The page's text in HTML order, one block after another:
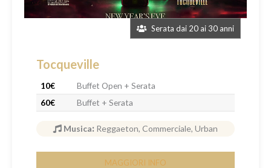
Serata dai 20 ai 30 anni
Tocqueville
10€
Buffet Open + Serata
60€
Buffet + Serata
Musica: Reggaeton, Commerciale, Urban
MAGGIORI INFO